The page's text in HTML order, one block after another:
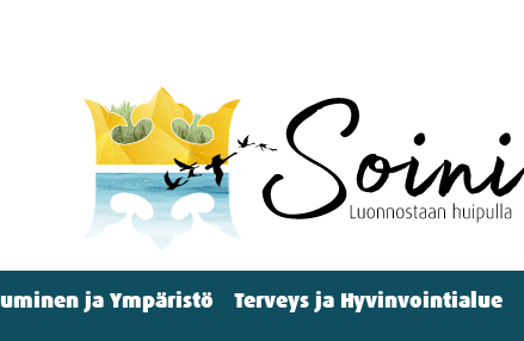
ja Ympäristö Terveys ja Hyvinvointialue